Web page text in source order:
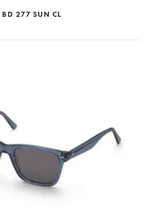
BD 277 SUN CL